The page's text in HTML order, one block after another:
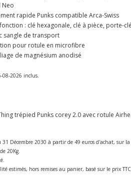
Neo
rapide Punks compatible Arca-Swiss
: clé hexagonale, clé à pièce, porte-
sangle de transport
pour rotule en microfibre
de magnésium anodisé
2026 inclus.
trépied Punks corey 2.0 avec rotule
Décembre 2030 à partir de 49 euros d'achat, sur
20Kg.
estimés, hors remises au panier, basé sur le prix